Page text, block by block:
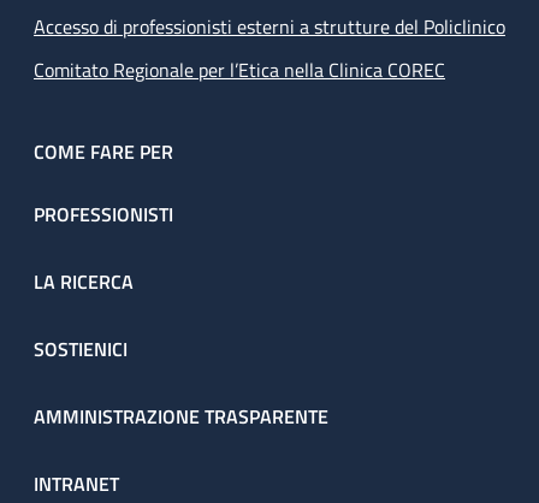
Accesso di professionisti esterni a strutture del Policlinico
Comitato Regionale per l’Etica nella Clinica COREC
COME FARE PER
PROFESSIONISTI
LA RICERCA
SOSTIENICI
AMMINISTRAZIONE TRASPARENTE
INTRANET